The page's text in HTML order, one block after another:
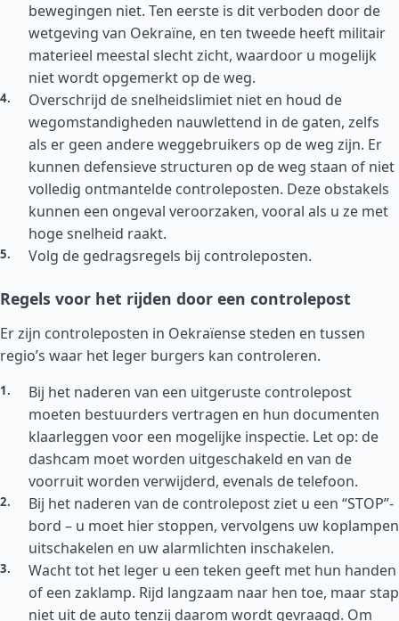
bewegingen niet. Ten eerste is dit verboden door de
wetgeving van Oekraïne, en ten tweede heeft militair
materieel meestal slecht zicht, waardoor u mogelijk
niet wordt opgemerkt op de weg.
Overschrijd de snelheidslimiet niet en houd de
wegomstandigheden nauwlettend in de gaten, zelfs
als er geen andere weggebruikers op de weg zijn. Er
kunnen defensieve structuren op de weg staan of niet
volledig ontmantelde controleposten. Deze obstakels
kunnen een ongeval veroorzaken, vooral als u ze met
hoge snelheid raakt.
Volg de gedragsregels bij controleposten.
Regels voor het rijden door een controlepost
Er zijn controleposten in Oekraïense steden en tussen
regio’s waar het leger burgers kan controleren.
Bij het naderen van een uitgeruste controlepost
moeten bestuurders vertragen en hun documenten
klaarleggen voor een mogelijke inspectie. Let op: de
dashcam moet worden uitgeschakeld en van de
voorruit worden verwijderd, evenals de telefoon.
Bij het naderen van de controlepost ziet u een “STOP”-
bord – u moet hier stoppen, vervolgens uw koplampen
uitschakelen en uw alarmlichten inschakelen.
Wacht tot het leger u een teken geeft met hun handen
of een zaklamp. Rijd langzaam naar hen toe, maar stap
niet uit de auto tenzij daarom wordt gevraagd. Om